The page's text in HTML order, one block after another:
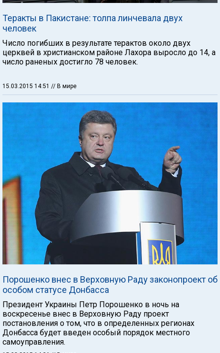
Теракты в Пакистане: толпа линчевала двух
человек
Число погибших в результате терактов около двух
церквей в христианском районе Лахора выросло до 14, а
число раненых достигло 78 человек.
15.03.2015 14:51 // В мире
Порошенко внес в Верховную Раду законопроект об
особом статусе Донбасса
Президент Украины Петр Порошенко в ночь на
воскресенье внес в Верховную Раду проект
постановления о том, что в определенных регионах
Донбасса будет введен особый порядок местного
самоуправления.